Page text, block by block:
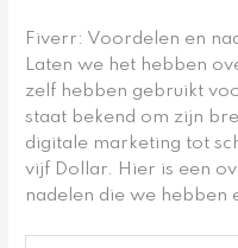
Fiverr: Voordelen en
Laten we het hebben
zelf hebben gebruikt
staat bekend om zijn
digitale marketing tot
vijf Dollar. Hier is een
nadelen die we hebben